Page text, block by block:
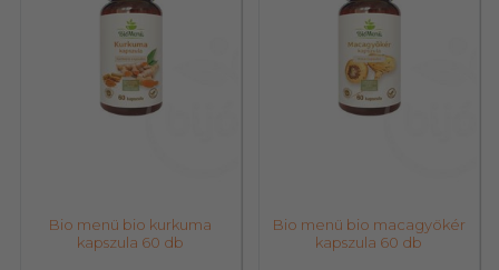
Bio menü bio kurkuma
kapszula 60 db
Bio menü bio macagyökér
kapszula 60 db